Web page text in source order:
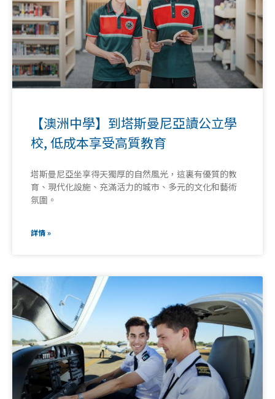
【澳洲中學】到塔斯曼尼亞讀公立學
校, 低成本享受高質教育
塔斯曼尼亞坐享得天獨厚的自然風光，這裏有優質的教
育、現代化設施、充滿活力的城市、多元的文化和藝術
氛圍。
詳情 »